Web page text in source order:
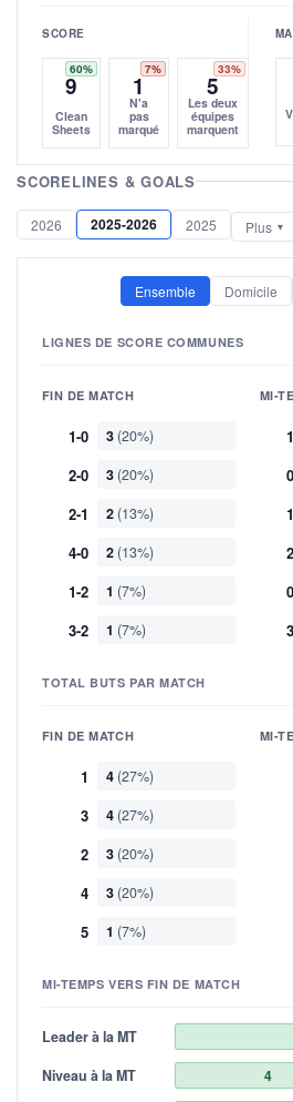
SCORE
60%
9
Clean
Sheets
7%
1
N'a
pas
marqué
33%
5
Les deux
équipes
marquent
SCORELINES & GOALS
2026 2025-2026 2025 Plus
Ensemble Domicile
LIGNES DE SCORE COMMUNES
FIN DE MATCH
1-0 3 (20%)
2-0 3 (20%)
2-1 2 (13%)
4-0 2 (13%)
1-2 1 (7%)
3-2 1 (7%)
MI-
TOTAL BUTS PAR MATCH
FIN DE MATCH
1 4 (27%)
3 4 (27%)
2 3 (20%)
4 3 (20%)
5 1 (7%)
MI-
MI-TEMPS VERS FIN DE MATCH
Leader à la MT
Niveau à la MT
4